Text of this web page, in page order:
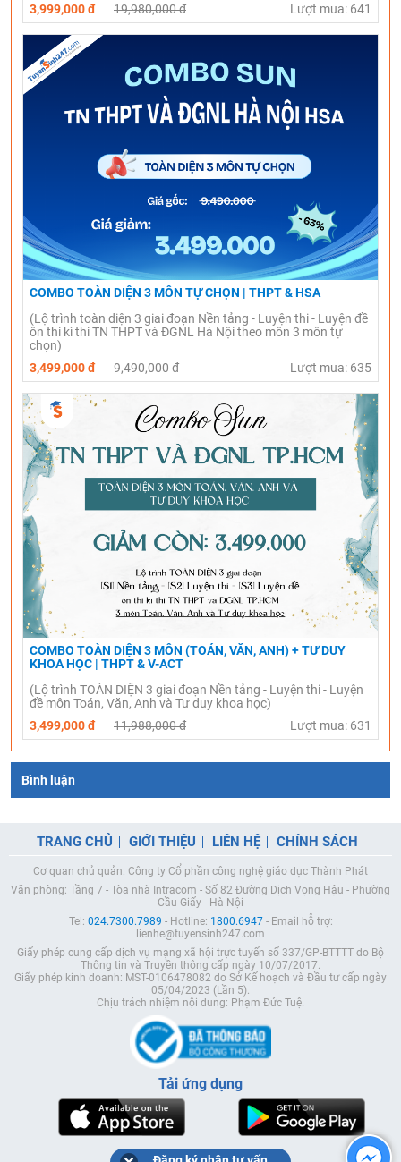
3,999,000 đ
19,980,000 đ Lượt mua: 641
COMBO TOÀN DIỆN 3 MÔN TỰ CHỌN | THPT & HSA
(Lộ trình toàn diện 3 giai đoạn Nền tảng - Luyện thi - Luyện đề
ôn thi kì thi TN THPT và ĐGNL Hà Nội theo môn 3 môn tự
chọn)
3,499,000 đ
9,490,000 đ Lượt mua: 635
COMBO TOÀN DIỆN 3 MÔN (TOÁN, VĂN, ANH) + TƯ DUY
KHOA HỌC | THPT & V-ACT
(Lộ trình TOÀN DIỆN 3 giai đoạn Nền tảng - Luyện thi - Luyện
đề môn Toán, Văn, Anh và Tư duy khoa học)
3,499,000 đ
11,988,000 đ Lượt mua: 631
Bình luận
TRANG CHỦ GIỚI THIỆU LIÊN HỆ CHÍNH SÁCH
Cơ quan chủ quản: Công ty Cổ phần công nghệ giáo dục Thành Phát
Văn phòng: Tầng 7 - Tòa nhà Intracom - Số 82 Đường Dịch Vọng Hậu - Phường
Cầu Giấy - Hà Nội
Tel: 024.7300.7989 - Hotline: 1800.6947- Email hỗ trợ:
lienhe@tuyensinh247.com
Giấy phép cung cấp dịch vụ mạng xã hội trực tuyến số 337/GP-BTTTT do Bộ
Thông tin và Truyền thông cấp ngày 10/07/2017.
Giấy phép kinh doanh: MST-0106478082 do Sở Kế hoạch và Đầu tư cấp ngày
05/04/2023 (Lần 5).
Chịu trách nhiệm nội dung: Phạm Đức Tuệ.
Tải ứng dụng